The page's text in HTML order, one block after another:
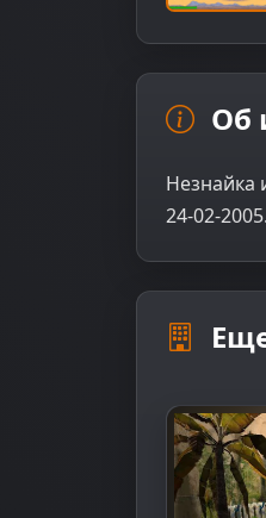
Об
Незнайка
24-02-